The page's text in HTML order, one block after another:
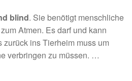
2021
blind. Sie benötigt menschliche
Atmen. Es darf und kann
ins Tierheim muss um
verbringen zu müssen. …